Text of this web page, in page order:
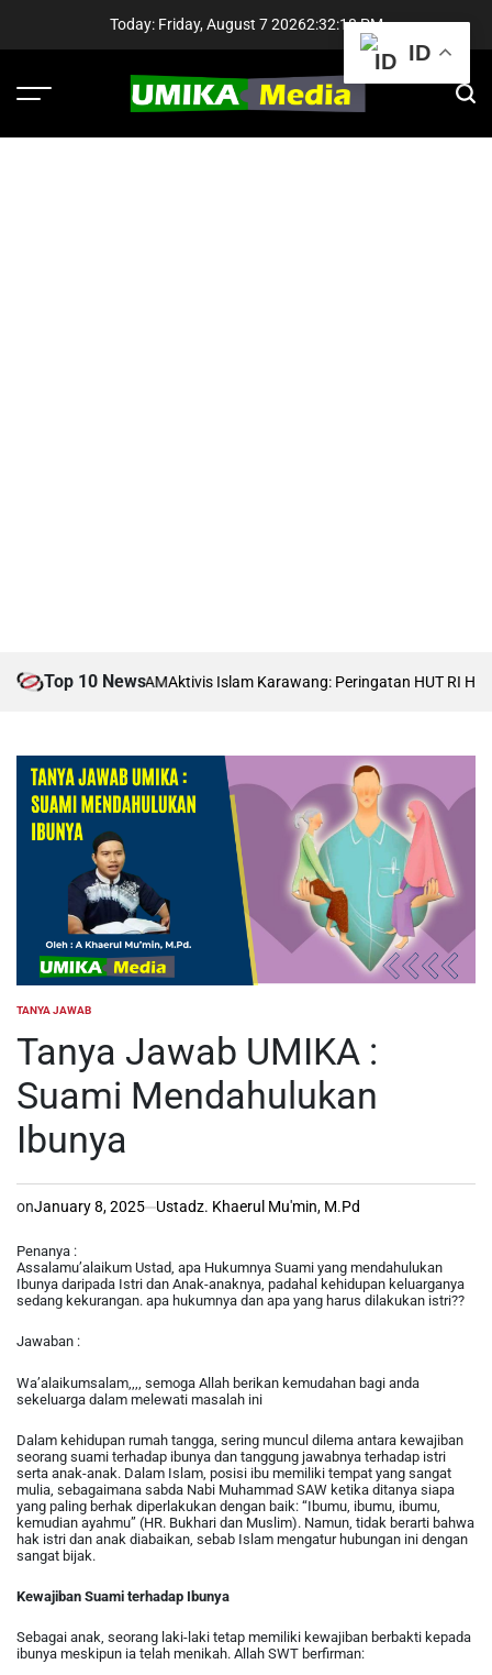
Today: Friday, August 7 20262:32:19PM
Menu
Top 10 News
Moral hingga HAMAktivis Islam Karawang: Peringatan HUT RI Harus
POSTED
TANYA JAWAB
Tanya Jawab UMIKA :
Suami Mendahulukan
Ibunya
onJanuary 8, 2025 Ustadz. Khaerul Mu'min, M.Pd
Penanya :
Assalamu’alaikum Ustad, apa Hukumnya Suami yang mendahulukan
Ibunya daripada Istri dan Anak-anaknya, padahal kehidupan keluarganya
sedang kekurangan. apa hukumnya dan apa yang harus dilakukan istri??
Jawaban :
Wa’alaikumsalam,,,, semoga Allah berikan kemudahan bagi anda
sekeluarga dalam melewati masalah ini
Dalam kehidupan rumah tangga, sering muncul dilema antara kewajiban
seorang suami terhadap ibunya dan tanggung jawabnya terhadap istri
serta anak-anak. Dalam Islam, posisi ibu memiliki tempat yang sangat
mulia, sebagaimana sabda Nabi Muhammad SAW ketika ditanya siapa
yang paling berhak diperlakukan dengan baik: “Ibumu, ibumu, ibumu,
kemudian ayahmu” (HR. Bukhari dan Muslim). Namun, tidak berarti bahwa
hak istri dan anak diabaikan, sebab Islam mengatur hubungan ini dengan
sangat bijak.
Kewajiban Suami terhadap Ibunya
Sebagai anak, seorang laki-laki tetap memiliki kewajiban berbakti kepada
ibunya meskipun ia telah menikah. Allah SWT berfirman:
ID